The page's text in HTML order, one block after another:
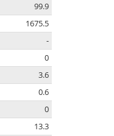
99.9
1675.5
-
0
3.6
0.6
0
13.3